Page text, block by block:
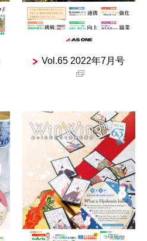
Vol.65 2022年7月号